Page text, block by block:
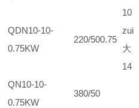
QDN10-10-
0.75KW
220/500.75
10
zui
大
14
QN10-10-
0.75KW
380/50